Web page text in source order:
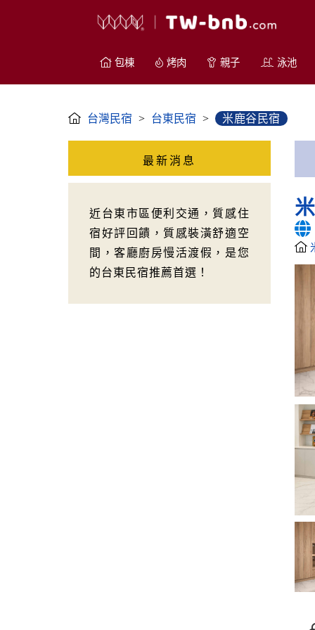
包棟 烤肉 親子 泳池
台灣民宿 > 台東民宿 > 米鹿谷民宿
最新消息
近台東市區便利交通，質感住
宿好評回饋，質感裝潢舒適空
間，客廳廚房慢活渡假，是您
的台東民宿推薦首選！